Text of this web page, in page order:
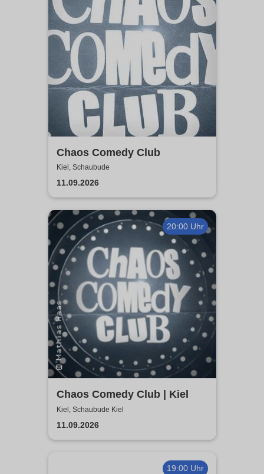
Chaos Comedy Club
Kiel, Schaubude
11.09.2026
20:00 Uhr
Chaos Comedy Club | Kiel
Kiel, Schaubude Kiel
11.09.2026
19:00 Uhr